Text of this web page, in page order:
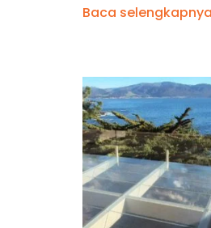
Baca selengkapnya